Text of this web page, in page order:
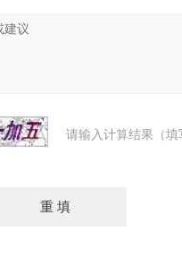
请输入计算结果（